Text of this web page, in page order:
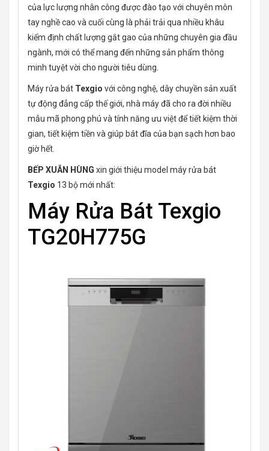
của lực lượng nhân công được đào tạo với chuyên môn
tay nghề cao và cuối cùng là phải trải qua nhiều khâu
kiểm định chất lượng gắt gao của những chuyên gia đầu
ngành, mới có thể mang đến những sản phẩm thông
minh tuyệt vời cho người tiêu dùng.
Máy rửa bát Texgio với công nghệ, dây chuyền sản xuất
tự động đẳng cấp thế giới, nhà máy đã cho ra đời nhiều
mẫu mã phong phú và tính năng ưu việt để tiết kiệm thời
gian, tiết kiệm tiền và giúp bát đĩa của bạn sạch hơn bao
giờ hết.
BẾP XUÂN HÙNG xin giới thiệu model máy rửa bát
Texgio 13 bộ mới nhất:
Máy Rửa Bát Texgio
TG20H775G